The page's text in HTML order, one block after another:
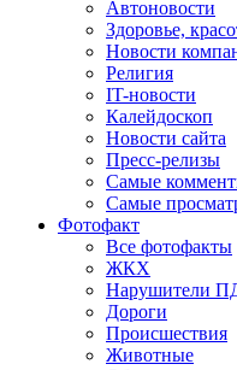
Автоновости
Здоровье,
Новости
Религия
IT-новости
Калейдоскоп
Новости сайта
Пресс-релизы
Самые
Самые
Фотофакт
Все фотофакты
ЖКХ
Нарушители
Дороги
Происшествия
Животные